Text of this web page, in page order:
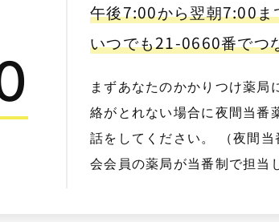
午後7:00から翌朝7:00ま
いつでも21-0660番でつ
まずあなたのかかりつけ薬局
絡がとれない場合に夜間当番
話をしてください。 （夜間
会会員の薬局が当番制で担当